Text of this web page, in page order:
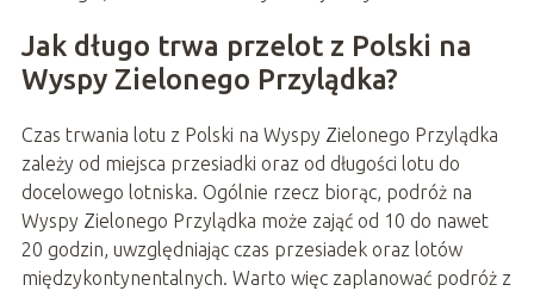
Jak długo trwa przelot z Polski na
Wyspy Zielonego Przylądka?
Czas trwania lotu z Polski na Wyspy Zielonego Przylądka
zależy od miejsca przesiadki oraz od długości lotu do
docelowego lotniska. Ogólnie rzecz biorąc, podróż na
Wyspy Zielonego Przylądka może zająć od 10 do nawet
20 godzin, uwzględniając czas przesiadek oraz lotów
międzykontynentalnych. Warto więc zaplanować podróż z